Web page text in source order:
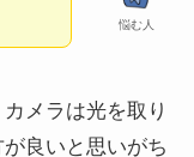
悩む人
メラは光を取り
良いと思いがち